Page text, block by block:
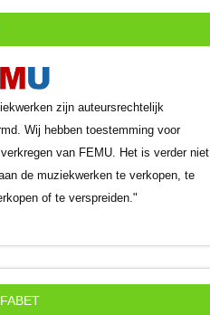
zijn auteursrechtelijk
Wij hebben toestemming voor
van FEMU. Het is verder niet
de muziekwerken te verkopen, te
of te verspreiden."